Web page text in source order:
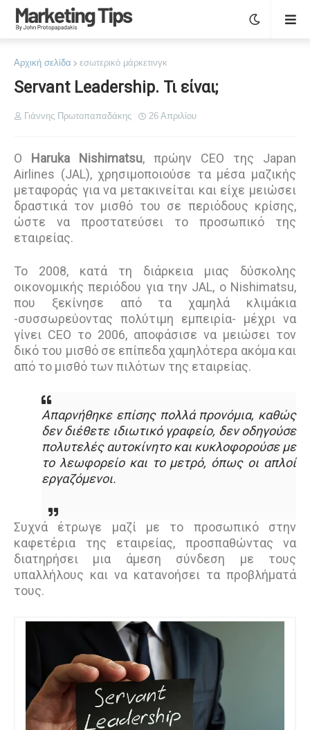
Αρχική σελίδα εσωτερικό μάρκετινγκ
Servant Leadership. Τι είναι;
Γιάννης Πρωτοπαπαδάκης 26 Απριλίου
O Haruka Nishimatsu, πρώην CEO της Japan
Airlines (JAL), χρησιμοποιούσε τα μέσα μαζικής
μεταφοράς για να μετακινείται και είχε μειώσει
δραστικά τον μισθό του σε περιόδους κρίσης,
ώστε να προστατεύσει το προσωπικό της
εταιρείας.
Το 2008, κατά τη διάρκεια μιας δύσκολης
οικονομικής περιόδου για την JAL, ο Nishimatsu,
που ξεκίνησε από τα χαμηλά κλιμάκια
-συσσωρεύοντας πολύτιμη εμπειρία- μέχρι να
γίνει CEO το 2006, αποφάσισε να μειώσει τον
δικό του μισθό σε επίπεδα χαμηλότερα ακόμα και
από το μισθό των πιλότων της εταιρείας.
Απαρνήθηκε επίσης πολλά προνόμια, καθώς
δεν διέθετε ιδιωτικό γραφείο, δεν οδηγούσε
πολυτελές αυτοκίνητο και κυκλοφορούσε με
το λεωφορείο και το μετρό, όπως οι απλοί
εργαζόμενοι.
Συχνά έτρωγε μαζί με το προσωπικό στην
καφετέρια της εταιρείας, προσπαθώντας να
διατηρήσει μια άμεση σύνδεση με τους
υπαλλήλους και να κατανοήσει τα προβλήματά
τους.